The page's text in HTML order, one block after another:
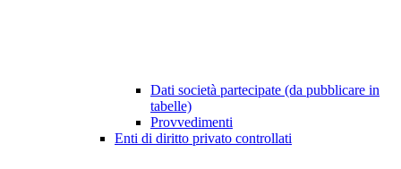
Dati società partecipate (da pubblicare in
tabelle)
Provvedimenti
Enti di diritto privato controllati